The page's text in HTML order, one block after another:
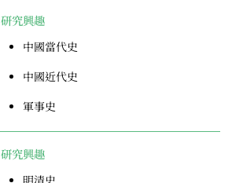
研究興趣
中國當代史
中國近代史
軍事史
研究興趣
明清史